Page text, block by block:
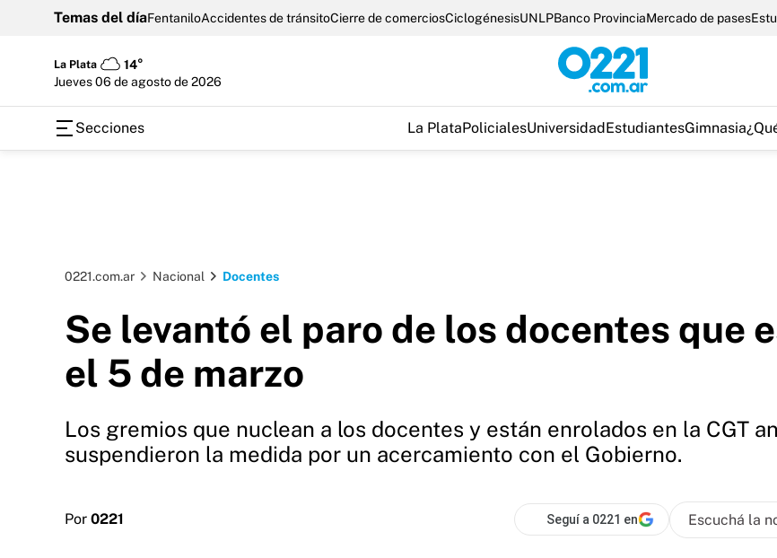
Temas del díaFentaniloAccidentes de tránsitoCierre de comerciosCiclogénesisUNLPBanco ProvinciaMercado de pases
La Plata
14°
jueves 06 de agosto de 2026
Secciones La PlataPolicialesUniversidadEstudiantesGimnasia
0221.com.ar Nacional Docentes
Se levantó el paro de los docentes que
el 5 de marzo
Los gremios que nuclean a los docentes y están enrolados en la CGT
suspendieron la medida por un acercamiento con el Gobierno.
Por 0221 Seguí a 0221 en Escuchá la